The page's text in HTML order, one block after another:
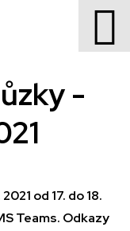
-
od 17. do 18.
Teams. Odkazy